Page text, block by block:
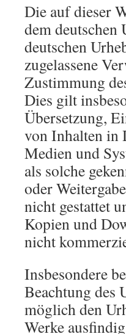
Die auf dieser
dem deutschen
deutschen
zugelassene
Zustimmung
Dies gilt
Übersetzung,
von Inhalten in
Medien und
als solche
oder
nicht gestattet
Kopien und
nicht
Insbesondere
Beachtung des
möglich den
Werke